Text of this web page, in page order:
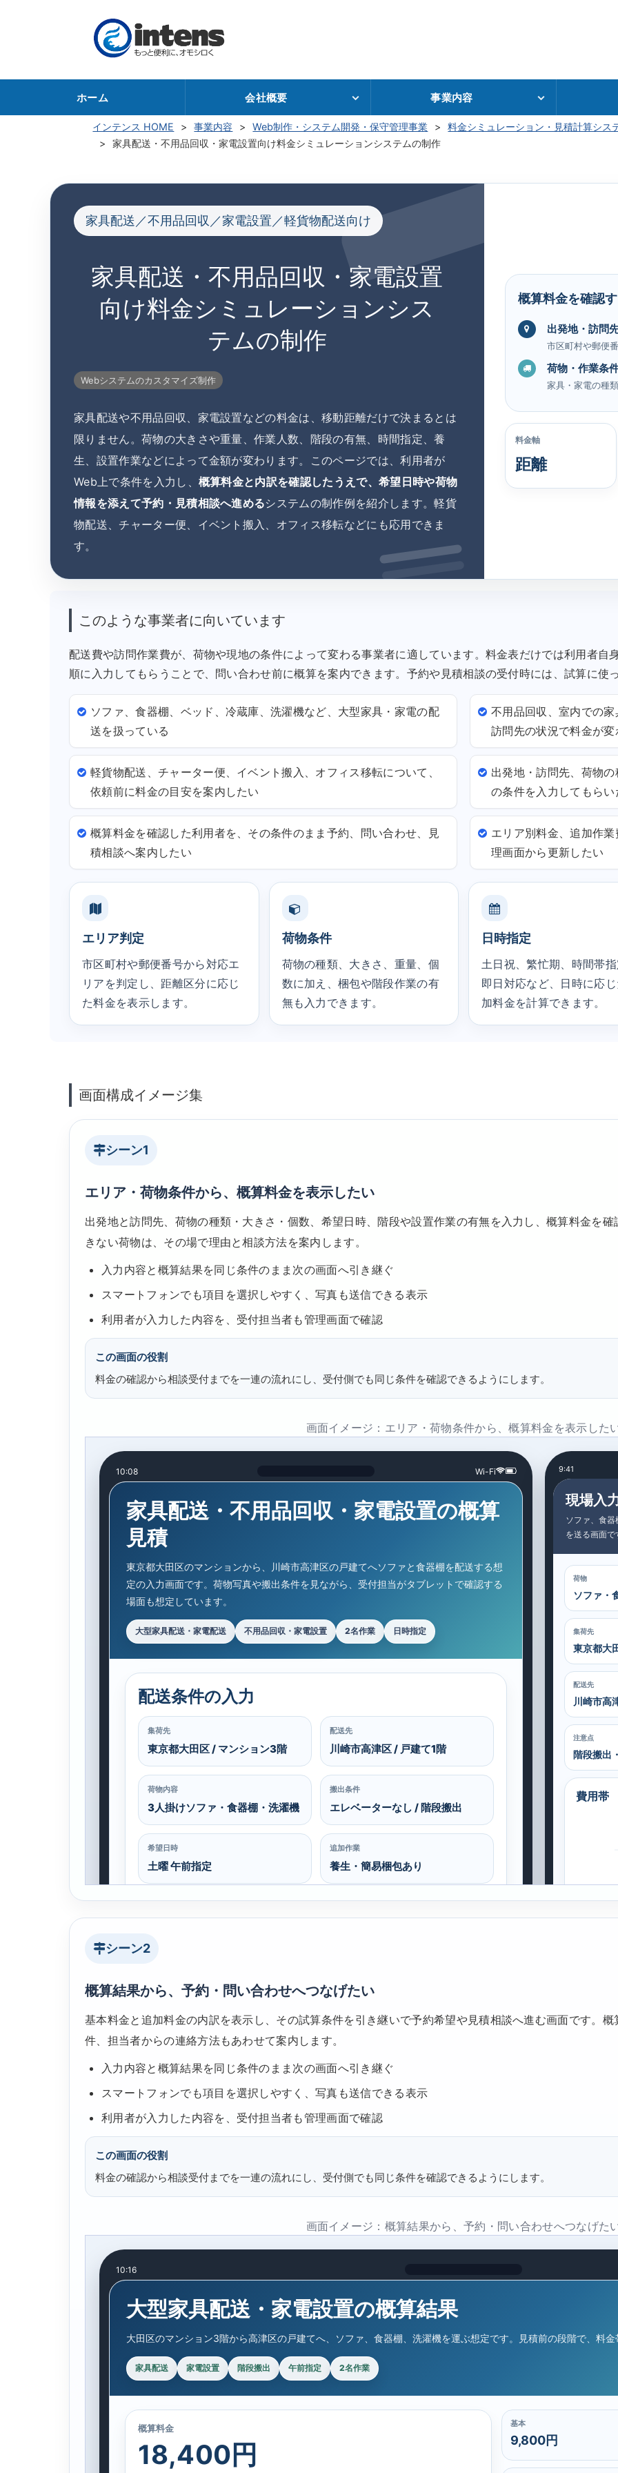
ホーム 会社概要 事業内容
インテンス HOME 事業内容 Web制作・システム開発・保守管理事業
料金シミュレーション・見積計算シス
家具配送・不用品回収・家電設置向け料金シミュレーションシステムの制作
家具配送／不用品回収／家電設置／軽貨物配送向け
家具配送・不用品回収・家電設置
向け料金シミュレーションシス
テムの制作
Webシステムのカスタマイズ制作
家具配送や不用品回収、家電設置などの料金は、移動距離だけで決まるとは
限りません。荷物の大きさや重量、作業人数、階段の有無、時間指定、養
生、設置作業などによって金額が変わります。このページでは、利用者が
Web上で条件を入力し、 概算料金と内訳を確認したうえで、希望日時や荷物
情報を添えて予約・見積相談へ進めるシステムの制作例を紹介します。軽貨
物配送、チャーター便、イベント搬入、オフィス移転などにも応用できま
す。
概算料金を確認
出発地・訪問
市区町村や郵便
荷物・作業条
家具・家電の種
料金軸
距離
このような事業者に向いています
配送費や訪問作業費が、荷物や現地の条件によって変わる事業者に適しています。料金表だけでは利用者自
順に入力してもらうことで、問い合わせ前に概算を案内できます。予約や見積相談の受付時には、試算に使
ソファ、食器棚、ベッド、冷蔵庫、洗濯機など、大型家具・家電の配
送を扱っている
不用品回収、室内での
訪問先の状況で料金が変
軽貨物配送、チャーター便、イベント搬入、オフィス移転について、
依頼前に料金の目安を案内したい
出発地・訪問先、荷物
の条件を入力してもらい
概算料金を確認した利用者を、その条件のまま予約、問い合わせ、見
積相談へ案内したい
エリア別料金、追加作
理画面から更新したい
エリア判定
市区町村や郵便番号から対応エ
リアを判定し、距離区分に応じ
た料金を表示します。
荷物条件
荷物の種類、大きさ、重量、個
数に加え、梱包や階段作業の有
無も入力できます。
日時指定
土日祝、繁忙期、時間帯
即日対応など、日時に応
加料金を計算できます。
画面構成イメージ集
シーン1
エリア・荷物条件から、概算料金を表示したい
出発地と訪問先、荷物の種類・大きさ・個数、希望日時、階段や設置作業の有無を入力し、概算料金を
きない荷物は、その場で理由と相談方法を案内します。
入力内容と概算結果を同じ条件のまま次の画面へ引き継ぐ
スマートフォンでも項目を選択しやすく、写真も送信できる表示
利用者が入力した内容を、受付担当者も管理画面で確認
この画面の役割
料金の確認から相談受付までを一連の流れにし、受付側でも同じ条件を確認できるようにします。
画面イメージ：エリア・荷物条件から、概算料金を表示した
シーン2
概算結果から、予約・問い合わせへつなげたい
基本料金と追加料金の内訳を表示し、その試算条件を引き継いで予約希望や見積相談へ進む画面です。
件、担当者からの連絡方法もあわせて案内します。
入力内容と概算結果を同じ条件のまま次の画面へ引き継ぐ
スマートフォンでも項目を選択しやすく、写真も送信できる表示
利用者が入力した内容を、受付担当者も管理画面で確認
この画面の役割
料金の確認から相談受付までを一連の流れにし、受付側でも同じ条件を確認できるようにします。
画面イメージ：概算結果から、予約・問い合わせへつなげた